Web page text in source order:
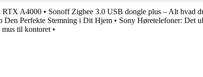
RTX A4000 • Sonoff Zigbee 3.0 USB dongle plus – Alt hvad
Den Perfekte Stemning i Dit Hjem • Sony Høretelefoner: Det
til kontoret •